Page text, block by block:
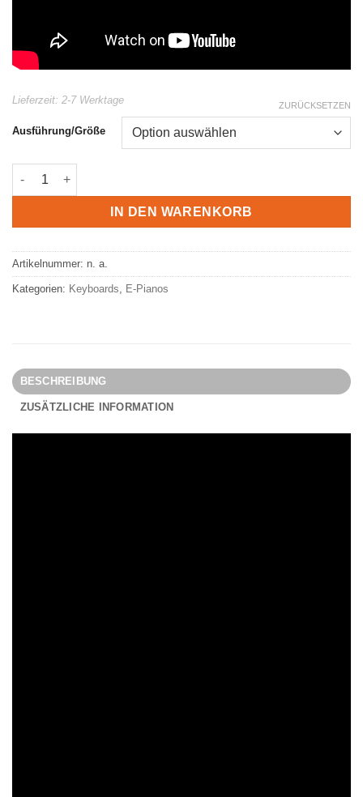
Lieferzeit: 2-7 Werktage
Ausführung/Größe
ZURÜCKSETZEN
Yamaha CK61 Stage Keyboard Menge
IN DEN WARENKORB
Artikelnummer: n. a.
Kategorien: Keyboards E-Pianos
BESCHREIBUNG
ZUSÄTZLICHE INFORMATION